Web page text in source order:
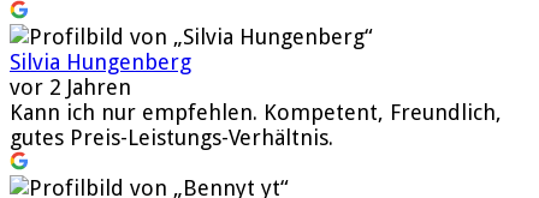
Silvia Hungenberg
vor 2 Jahren
Kann ich nur empfehlen. Kompetent, Freundlich,
gutes Preis-Leistungs-Verhältnis.